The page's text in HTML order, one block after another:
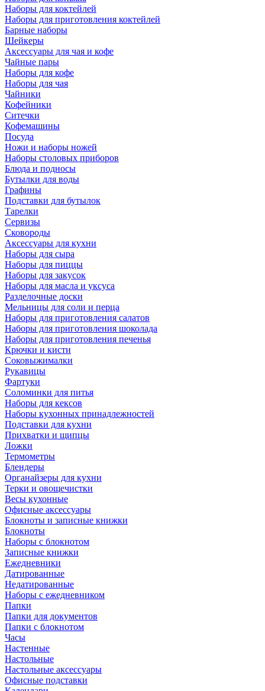
Наборы для коктейлей
Наборы для приготовления коктейлей
Барные наборы
Шейкеры
Аксессуары для чая и кофе
Чайные пары
Наборы для кофе
Наборы для чая
Чайники
Кофейники
Ситечки
Кофемашины
Посуда
Ножи и наборы ножей
Наборы столовых приборов
Блюда и подносы
Бутылки для воды
Графины
Подставки для бутылок
Тарелки
Сервизы
Сковороды
Аксессуары для кухни
Наборы для сыра
Наборы для пиццы
Наборы для закусок
Наборы для масла и уксуса
Разделочные доски
Мельницы для соли и перца
Наборы для приготовления салатов
Наборы для приготовления шоколада
Наборы для приготовления печенья
Крючки и кисти
Соковыжималки
Рукавицы
Фартуки
Соломинки для питья
Наборы для кексов
Наборы кухонных принадлежностей
Подставки для кухни
Прихватки и щипцы
Ложки
Термометры
Блендеры
Органайзеры для кухни
Терки и овощечистки
Весы кухонные
Офисные аксессуары
Блокноты и записные книжки
Блокноты
Наборы с блокнотом
Записные книжки
Ежедневники
Датированные
Недатированные
Наборы с ежедневником
Папки
Папки для документов
Папки с блокнотом
Часы
Настенные
Настольные
Настольные аксессуары
Офисные подставки